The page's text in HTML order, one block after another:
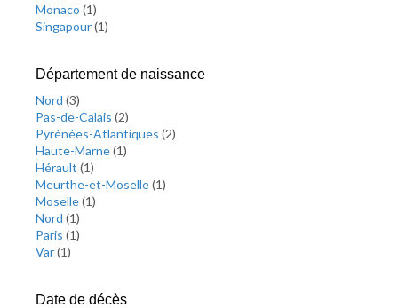
Monaco (1)
Singapour(1)
Département de naissance
Nord (3)
Pas-de-Calais (2)
Pyrénées-Atlantiques (2)
Haute-Marne(1)
Hérault (1)
Meurthe-et-Moselle(1)
Moselle(1)
Nord (1)
Paris (1)
Var(1)
Date de décès